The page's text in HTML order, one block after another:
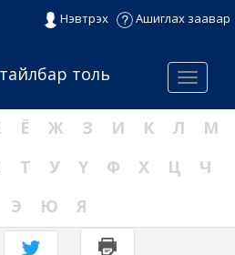
Нэвтрэх Ашиглах заавар
Menu
толь
Ё Ж З И К Л
М
Т У Ү Ф Х Ц
Ч
Э Ю Я